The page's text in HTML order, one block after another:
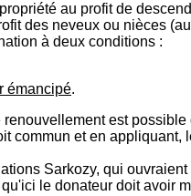
au profit de
des neveux ou nièces
à deux conditions :
émancipé.
renouvellement est
commun et en appliquant,
Sarkozy, qui
le donateur doit avoir